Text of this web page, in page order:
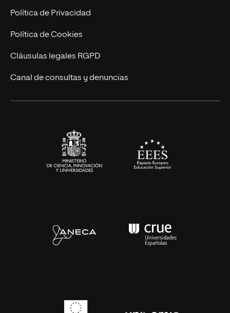
Postgrados
Cursos Universitarios
Trabaja en UNIR
Actualidad
UNIR Revista
Eventos
Política de Privacidad
Política de Cookies
Cláusulas legales RGPD
Canal de consultas y denuncias